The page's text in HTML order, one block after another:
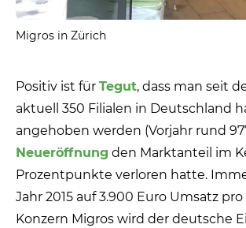
Migros in Zürich
Positiv ist für Tegut, dass man seit
aktuell 350 Filialen in Deutschland
angehoben werden (Vorjahr rund
Neueröffnung den Marktanteil im
Prozentpunkte verloren hatte.
Jahr 2015 auf 3.900 Euro Umsatz
Konzern Migros wird der deutsche